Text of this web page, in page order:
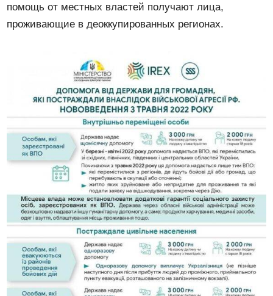
помощь от местных властей получают лица,
проживающие в деоккупированных регионах.